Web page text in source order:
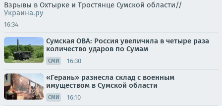
Взрывы в Охтырке и Тростянце Сумской области//
Украина.ру
16:34
Сумская ОВА: Россия увеличила в четыре раза
количество ударов по Сумам
СМИ 16:30
«Герань» разнесла склад с военным
имуществом в Сумской области
СМИ 16:10